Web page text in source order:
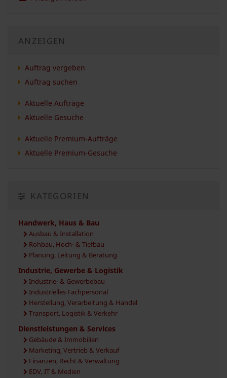
ANZEIGEN
Auftrag vergeben
Auftrag suchen
Aktuelle Aufträge
Aktuelle Gesuche
Aktuelle Premium-Aufträge
Aktuelle Premium-Gesuche
KATEGORIEN
Handwerk, Haus & Bau
Ausbau & Installation
Rohbau, Hoch- & Tiefbau
Planung, Leitung & Beratung
Industrie, Gewerbe & Logistik
Industrie- & Gewerbebau
Industrielles Fachpersonal
Herstellung, Verarbeitung & Handel
Transport, Logistik & Verkehr
Dienstleistungen & Services
Gebäude & Immobilien
Marketing, Vertrieb & Verkauf
Finanzen, Recht & Verwaltung
EDV, IT & Medien